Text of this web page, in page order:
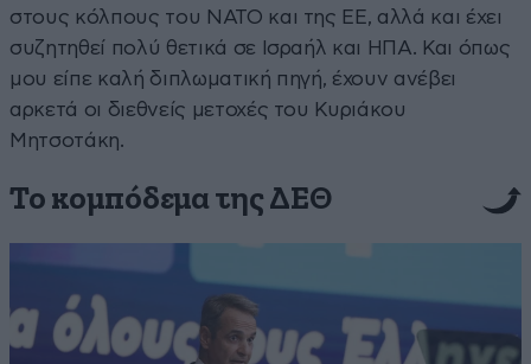
στους κόλπους του ΝΑΤΟ και της ΕΕ, αλλά και έχει
συζητηθεί πολύ θετικά σε Ισραήλ και ΗΠΑ. Και όπως
μου είπε καλή διπλωματική πηγή, έχουν ανέβει
αρκετά οι διεθνείς μετοχές του Κυριάκου
Μητσοτάκη.
Το κομπόδεμα της ΔΕΘ